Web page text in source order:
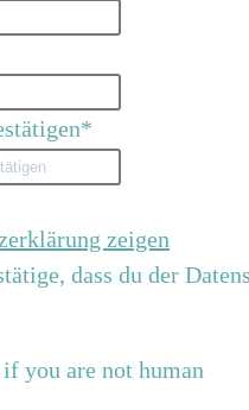
*
zeigen
dass du der
you are not human